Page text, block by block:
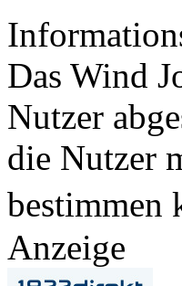
Das Wind
Nutzer
die Nutzer
Anzeige